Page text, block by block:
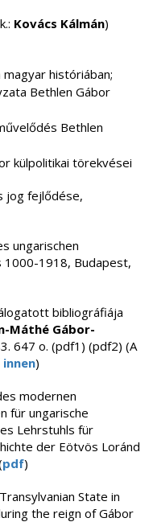
Kovács Kálmán)
históriában;
Bethlen Gábor
Bethlen
külpolitikai törekvései
jog fejlődése,
ungarischen
1918, Budapest,
bibliográfiája
Máthé Gábor-
647 o. (pdf1) (pdf2) (A
)
modernen
für ungarische
Lehrstuhls für
der Eötvös Loránd
pdf)
State in
the reign of Gábor